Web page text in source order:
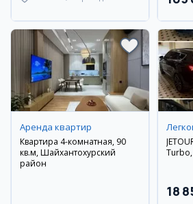
Аренда квартир
Квартира 4-комнатная, 90
кв.м, Шайхантохурский
район
18